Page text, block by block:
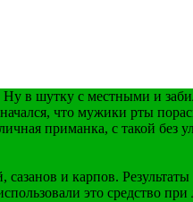
в шутку с местными и
что мужики рты
приманка, с такой без
и карпов.
это средство